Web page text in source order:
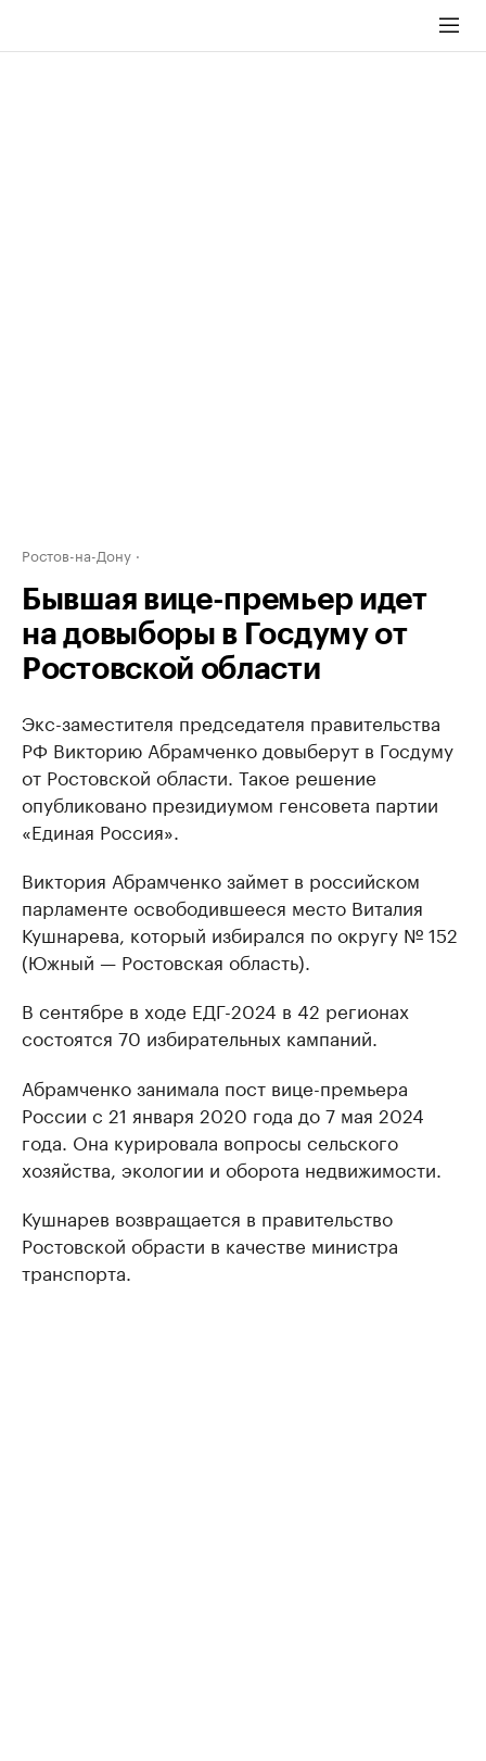
Ростов-на-Дону
Бывшая вице-премьер идет
на довыборы в Госдуму от
Ростовской области
Экс-заместителя председателя правительства
РФ Викторию Абрамченко довыберут в Госдуму
от Ростовской области. Такое решение
опубликовано президиумом генсовета партии
«Единая Россия».
Виктория Абрамченко займет в российском
парламенте освободившееся место Виталия
Кушнарева, который избирался по округу № 152
(Южный — Ростовская область).
В сентябре в ходе ЕДГ-2024 в 42 регионах
состоятся 70 избирательных кампаний.
Абрамченко занимала пост вице-премьера
России с 21 января 2020 года до 7 мая 2024
года. Она курировала вопросы сельского
хозяйства, экологии и оборота недвижимости.
Кушнарев возвращается в правительство
Ростовской обрасти в качестве министра
транспорта.